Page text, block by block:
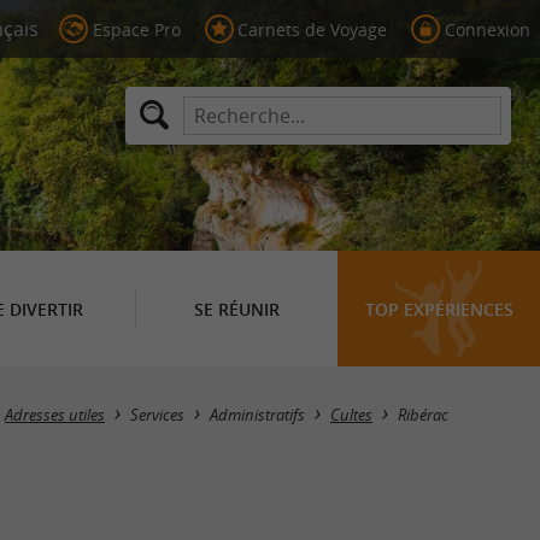
Espace Pro Carnets de Voyage Connexion
DIVERTIR SE RÉUNIR TOP EXPÉRIENCES
Masquer la carte
Adresses utiles Services Administratifs Cultes Ribérac